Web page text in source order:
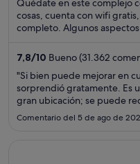
5
Quédate en este complejo
cosas, cuenta con wifi
completo. Algunos
atracciones turísticas
Distrito de compras y
Caesars Palace.
7,8/10 Bueno (31.362
"Si bien puede mejorar en
sorprendió gratamente. Es
gran ubicación; se puede
muy cerca atracciones como
restaurantes dentro y fuera
Comentario del 5 de ago de